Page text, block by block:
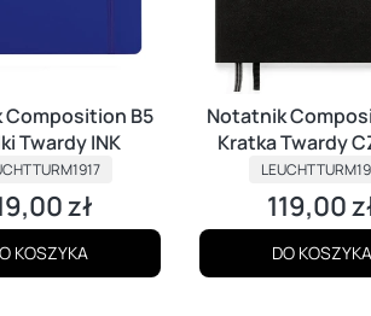
Composition B5
Twardy INK
zł
KOSZYKA
Notatnik
Kratka Twardy
PRODUCENT
Cena
119,00
DO KOSZYKA